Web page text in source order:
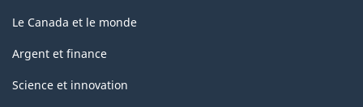
Le Canada et le monde
Argent et finance
Science et innovation